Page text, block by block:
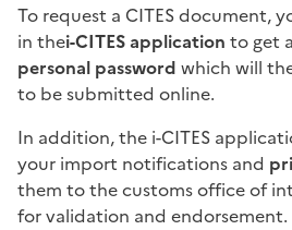
To request a CITES document,
in thei-CITES application to get a
personal password which will
to be submitted online.
In addition, the i-CITES
your import notifications and
them to the customs office of
for validation and endorsement.